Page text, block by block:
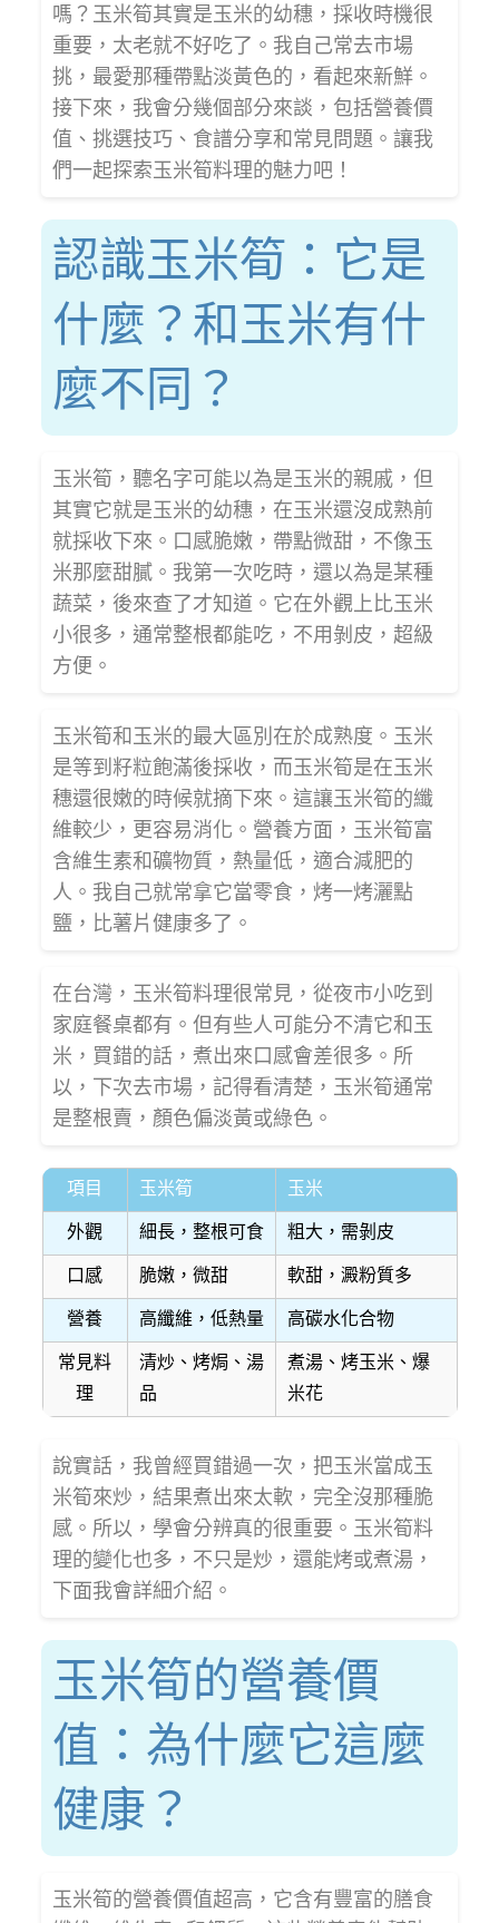
嗎？玉米筍其實是玉米的幼穗，採收時機很
重要，太老就不好吃了。我自己常去市場
挑，最愛那種帶點淡黃色的，看起來新鮮。
接下來，我會分幾個部分來談，包括營養價
值、挑選技巧、食譜分享和常見問題。讓我
們一起探索玉米筍料理的魅力吧！
認識玉米筍：它是
什麼？和玉米有什
麼不同？
玉米筍，聽名字可能以為是玉米的親戚，但
其實它就是玉米的幼穗，在玉米還沒成熟前
就採收下來。口感脆嫩，帶點微甜，不像玉
米那麼甜膩。我第一次吃時，還以為是某種
蔬菜，後來查了才知道。它在外觀上比玉米
小很多，通常整根都能吃，不用剝皮，超級
方便。
玉米筍和玉米的最大區別在於成熟度。玉米
是等到籽粒飽滿後採收，而玉米筍是在玉米
穗還很嫩的時候就摘下來。這讓玉米筍的纖
維較少，更容易消化。營養方面，玉米筍富
含維生素和礦物質，熱量低，適合減肥的
人。我自己就常拿它當零食，烤一烤灑點
鹽，比薯片健康多了。
在台灣，玉米筍料理很常見，從夜市小吃到
家庭餐桌都有。但有些人可能分不清它和玉
米，買錯的話，煮出來口感會差很多。所
以，下次去市場，記得看清楚，玉米筍通常
是整根賣，顏色偏淡黃或綠色。
項目 玉米筍
玉米
外觀
細長，整根可食
粗大，需剝皮
口感
脆嫩，微甜
軟甜，澱粉質多
營養
高纖維，低熱量
高碳水化合物
常見料
理
清炒、烤焗、湯
品
煮湯、烤玉米、爆
米花
說實話，我曾經買錯過一次，把玉米當成玉
米筍來炒，結果煮出來太軟，完全沒那種脆
感。所以，學會分辨真的很重要。玉米筍料
理的變化也多，不只是炒，還能烤或煮湯，
下面我會詳細介紹。
玉米筍的營養價
值：為什麼它這麼
健康？
玉米筍的營養價值超高，它含有豐富的膳食